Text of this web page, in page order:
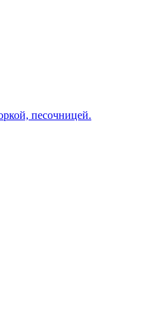
песочницей.